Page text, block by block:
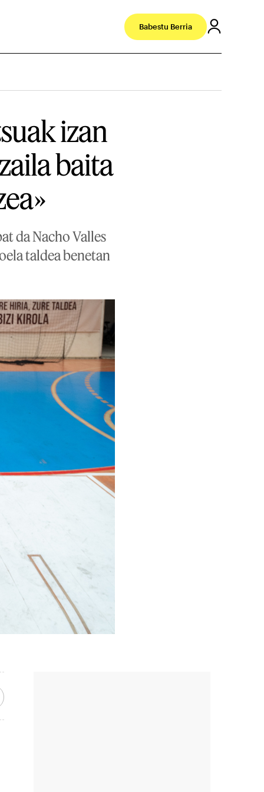
Babestu Berria
izan
baita
da Nacho Valles
taldea benetan